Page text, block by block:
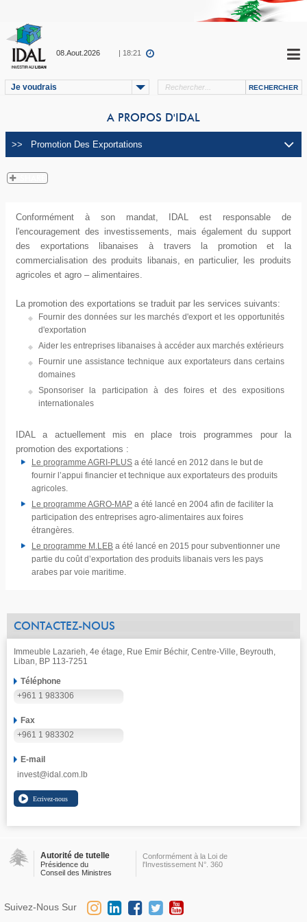
08.Aout.2026 | 18:21
Je voudrais
A PROPOS D'IDAL
Conformément à son mandat, IDAL est responsable de
l'encouragement des investissements, mais également du support
des exportations libanaises à travers la promotion et la
commercialisation des produits libanais, en particulier, les produits
agricoles et agro – alimentaires.
La promotion des exportations se traduit par les services suivants:
Fournir des données sur les marchés d'export et les opportunités
d'exportation
Aider les entreprises libanaises à accéder aux marchés extérieurs
Fournir une assistance technique aux exportateurs dans certains
domaines
Sponsoriser la participation à des foires et des expositions
internationales
IDAL a actuellement mis en place trois programmes pour la
promotion des exportations :
Le programme AGRI-PLUS a été lancé en 2012 dans le but de
fournir l’appui financier et technique aux exportateurs des produits
agricoles.
Le programme AGRO-MAP a été lancé en 2004 afin de faciliter la
participation des entreprises agro-alimentaires aux foires
étrangères.
Le programme M.LEB a été lancé en 2015 pour subventionner une
partie du coût d’exportation des produits libanais vers les pays
arabes par voie maritime.
CONTACTEZ-NOUS
Immeuble Lazarieh, 4e étage, Rue Emir Béchir, Centre-Ville, Beyrouth,
Liban, BP 113-7251
Téléphone
+961 1 983306
Fax
+961 1 983302
E-mail
invest@idal.com.lb
Autorité de tutelle
Présidence du
Conseil des Ministres
Conformément à la Loi de
l'Investissement N°. 360
Suivez-Nous Sur